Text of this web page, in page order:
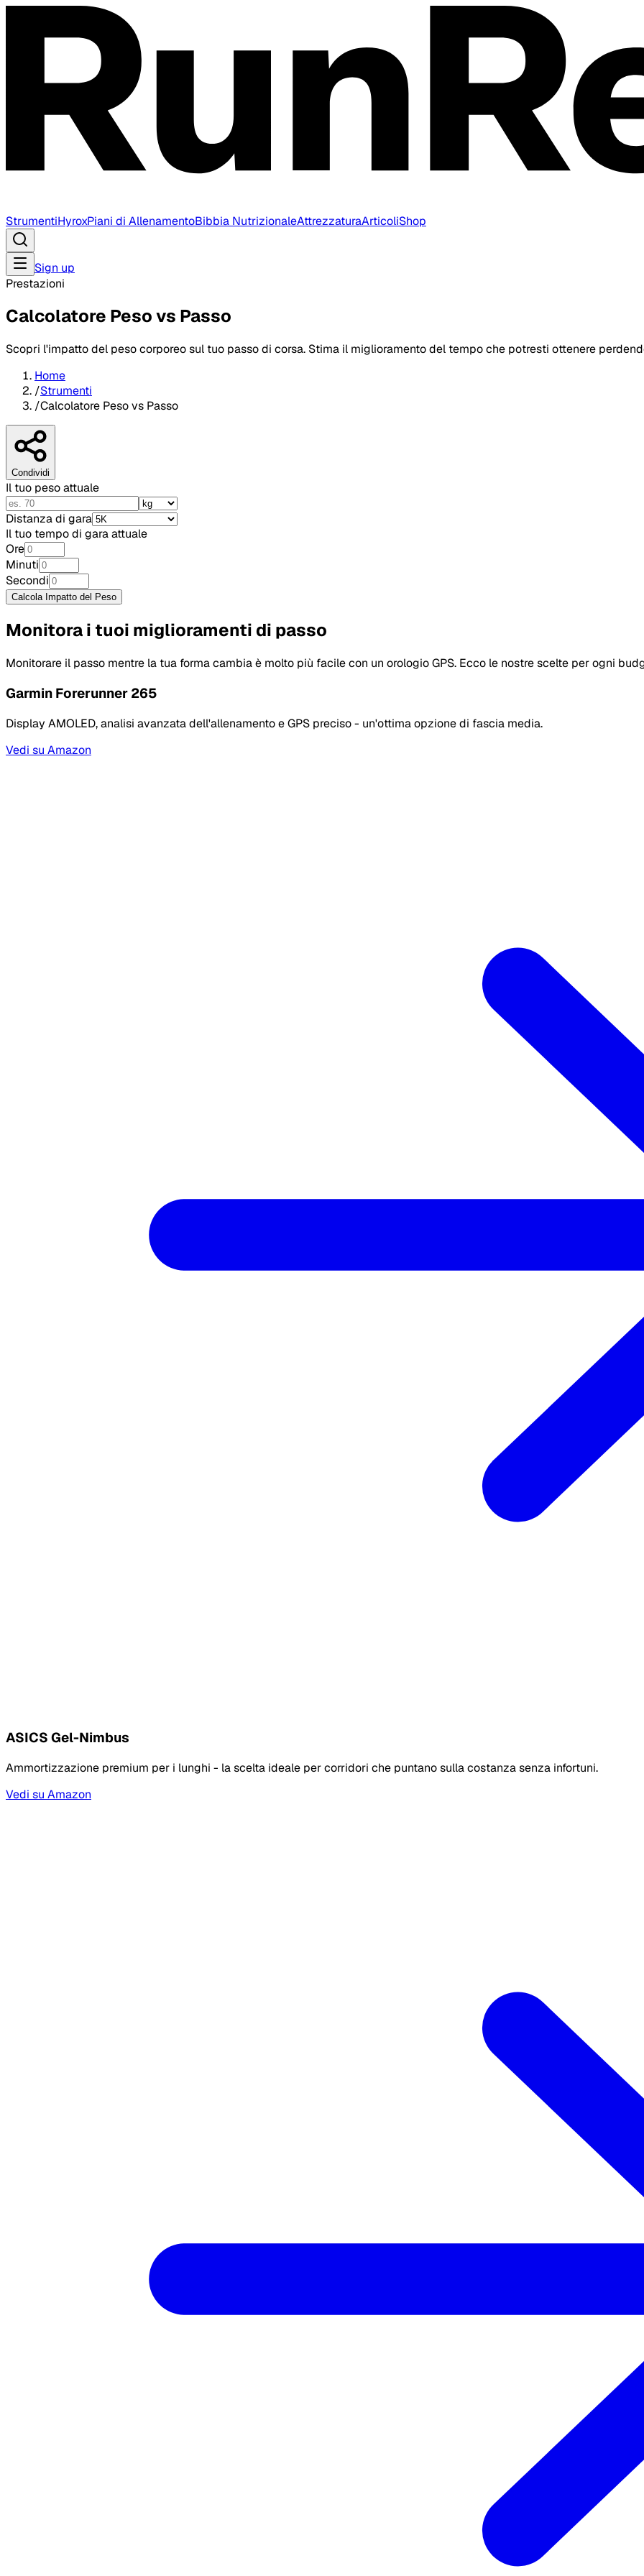
StrumentiHyroxPiani di AllenamentoBibbia NutrizionaleAttrezzaturaArticoliShop
Sign up
Prestazioni
Calcolatore Peso vs Passo
Scopri l'impatto del peso corporeo sul tuo passo di corsa. Stima il miglioramento del tempo che potresti ottenere
Home
/Strumenti
/Calcolatore Peso vs Passo
Condividi
Il tuo peso attuale
Distanza di gara
Il tuo tempo di gara attuale
Ore
Minuti
Secondi
Calcola Impatto del Peso
Monitora i tuoi miglioramenti di passo
Monitorare il passo mentre la tua forma cambia è molto più facile con un orologio GPS. Ecco le nostre scelte per ogni
Garmin Forerunner 265
Display AMOLED, analisi avanzata dell'allenamento e GPS preciso - un'ottima opzione di fascia media.
Vedi su Amazon
ASICS Gel-Nimbus
Ammortizzazione premium per i lunghi - la scelta ideale per corridori che puntano sulla costanza senza infortuni.
Vedi su Amazon